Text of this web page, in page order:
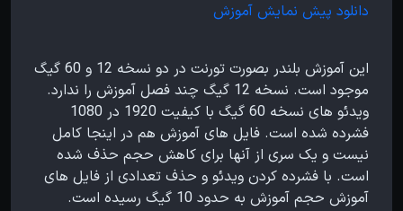
دانلود پیش نمایش آموزش
این آموزش بلندر بصورت تورنت در دو نسخه 12 و 60 گیگ
موجود است. نسخه 12 گیگ چند فصل آموزش را ندارد.
ویدئو های نسخه 60 گیگ با کیفیت 1920 در 1080
فشرده شده است. فایل های آموزش هم در اینجا کامل
نیست و یک سری از آنها برای کاهش حجم حذف شده
است. با فشرده کردن ویدئو و حذف تعدادی از فایل های
آموزش حجم آموزش به حدود 10 گیگ رسیده است.